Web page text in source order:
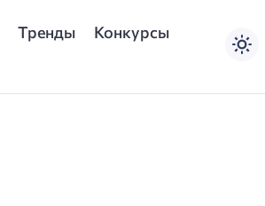
Тренды
Конкурсы